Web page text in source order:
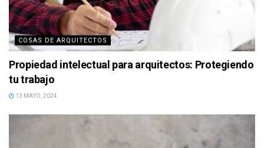
COSAS DE ARQUITECTOS
Propiedad intelectual para arquitectos: Protegiendo
tu trabajo
13 MAYO, 2024